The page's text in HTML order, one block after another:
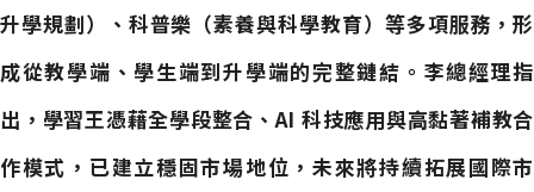
升學規劃）、科普樂（素養與科學教育）等多項服務，形
成從教學端、學生端到升學端的完整鏈結。李總經理指
出，學習王憑藉全學段整合、AI 科技應用與高黏著補教合
作模式，已建立穩固市場地位，未來將持續拓展國際市